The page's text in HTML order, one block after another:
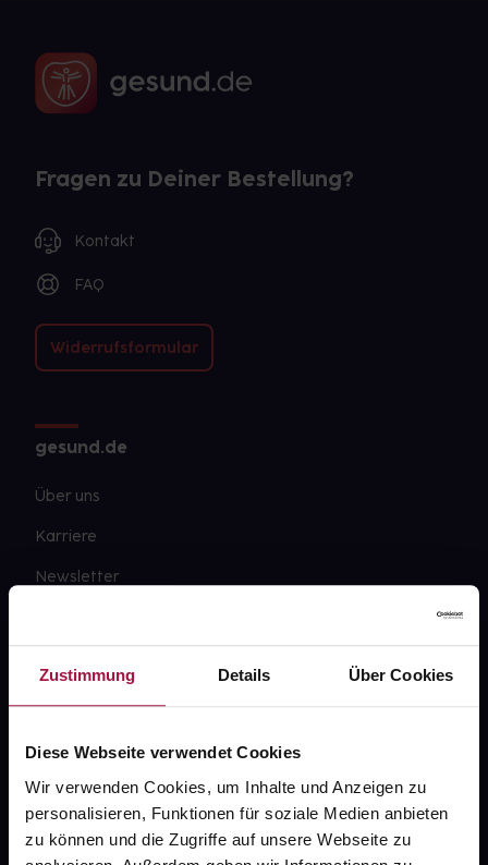
Zustimmung Details Über Cookies
Diese Webseite verwendet Cookies
Wir verwenden Cookies, um Inhalte und Anzeigen zu
personalisieren, Funktionen für soziale Medien anbieten
zu können und die Zugriffe auf unsere Webseite zu
Fragen zu Deiner Bestellung?
Kontakt
FAQ
Widerrufsformular
gesund.de
Über uns
Karriere
Newsletter
Datenschutz
AGB
Impressum